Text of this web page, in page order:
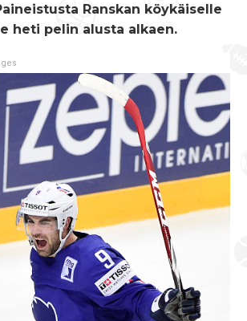
Ranskan köykäiselle
heti pelin alusta alkaen.